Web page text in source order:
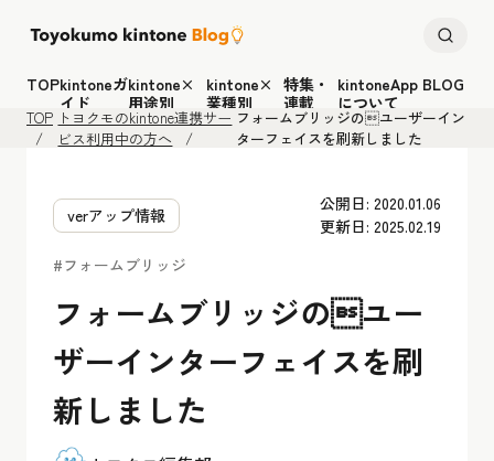
TOPkintoneガ
イド
kintone×
用途別
kintone×
業種別
特集・
連載
kintoneApp BLOG
について
TOP トヨクモのkintone連携サー
ビス利用中の方へ
フォームブリッジのユーザーイン
ターフェイスを刷新しました
verアップ情報
公開日: 2020.01.06
更新日: 2025.02.19
#フォームブリッジ
フォームブリッジのユー
ザーインターフェイスを刷
新しました